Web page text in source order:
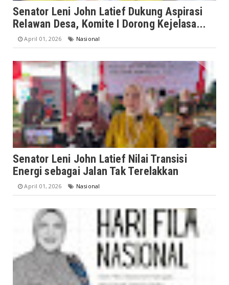
Senator Leni John Latief Dukung Aspirasi
Relawan Desa, Komite I Dorong Kejelasa...
April 01, 2026 Nasional
Senator Leni John Latief Nilai Transisi
Energi sebagai Jalan Tak Terelakkan
April 01, 2026 Nasional